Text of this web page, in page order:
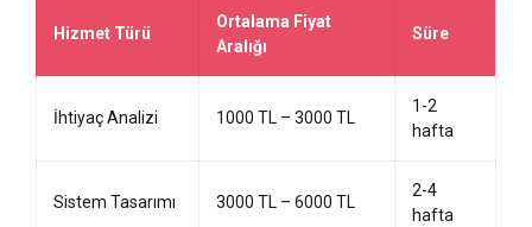
Hizmet Türü
Ortalama Fiyat
Aralığı
Süre
İhtiyaç Analizi 1000 TL – 3000 TL
1-2
hafta
Sistem Tasarımı 3000 TL – 6000 TL
2-4
hafta